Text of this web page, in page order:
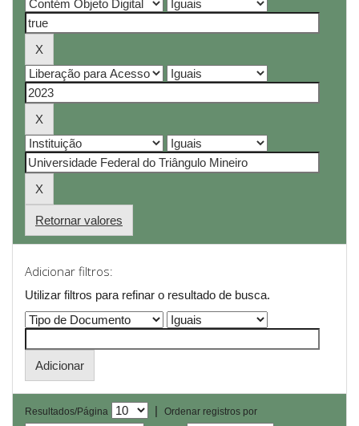
Retornar valores
Adicionar filtros:
Utilizar filtros para refinar o resultado de busca.
Resultados/Página |
Ordenar registros por